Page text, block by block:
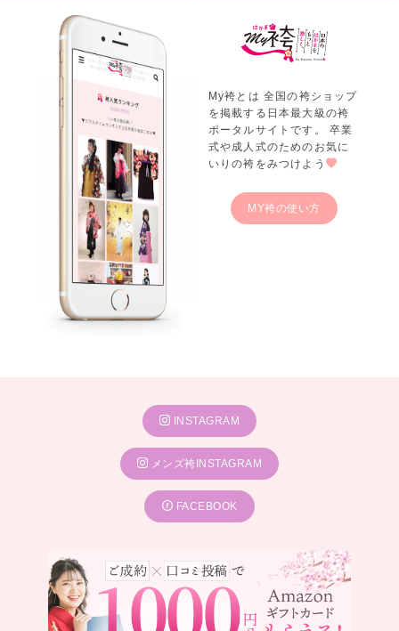
My袴とは 全国の袴ショップ
を掲載する日本最大級の袴
ポータルサイトです。 卒業
式や成人式のためのお気に
いりの袴をみつけよう
MY袴の使い方
INSTAGRAM
メンズ袴INSTAGRAM
FACEBOOK